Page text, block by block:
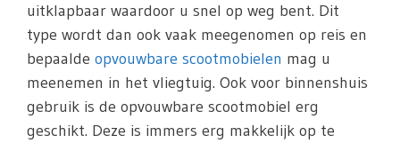
uitklapbaar waardoor u snel op weg bent. Dit
type wordt dan ook vaak meegenomen op reis en
bepaalde opvouwbare scootmobielen mag u
meenemen in het vliegtuig. Ook voor binnenshuis
gebruik is de opvouwbare scootmobiel erg
geschikt. Deze is immers erg makkelijk op te